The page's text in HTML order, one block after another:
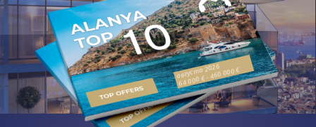
августа 2026
64 000 € - 460 000 €